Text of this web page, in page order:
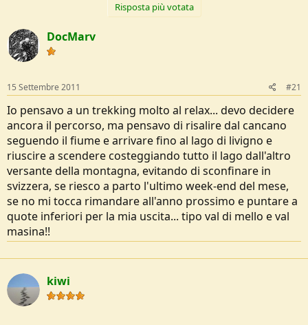
r
e
D
s
c
u
s
i
o
n
e
I
n
o
Risposta più votata
DocMarv
15 Settembre 2011 #21
Io pensavo a un trekking molto al relax... devo decidere
ancora il percorso, ma pensavo di risalire dal cancano
seguendo il fiume e arrivare fino al lago di livigno e
riuscire a scendere costeggiando tutto il lago dall'altro
versante della montagna, evitando di sconfinare in
svizzera, se riesco a parto l'ultimo week-end del mese,
se no mi tocca rimandare all'anno prossimo e puntare a
quote inferiori per la mia uscita... tipo val di mello e val
masina!!
kiwi